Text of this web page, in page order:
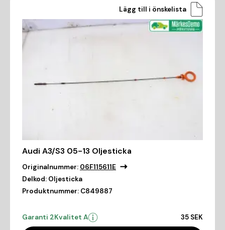
Lägg till i önskelista
Audi A3/S3 05-13 Oljesticka
Originalnummer: 06F115611E
Delkod: Oljesticka
Produktnummer: C849887
Garanti 2Kvalitet A 35 SEK